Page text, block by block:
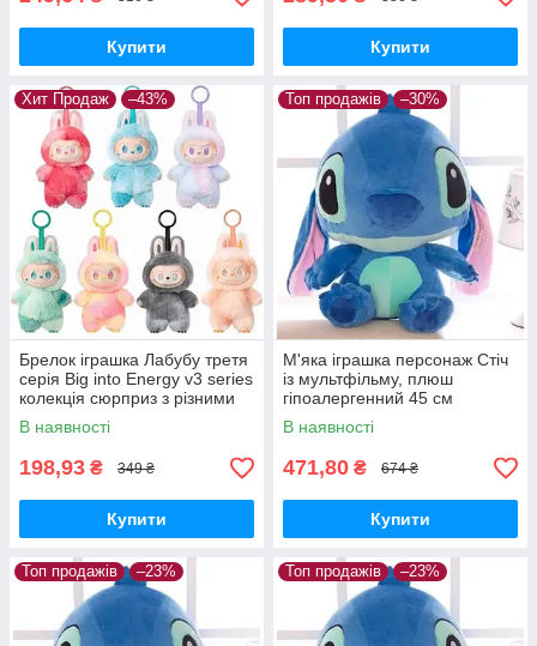
Купити Купити
Хит Продаж –43%
Брелок іграшка Лабубу третя
серія Big into Energy v3 series
колекція сюрприз з різними
кольорами
В наявності
198,93 ₴ 349 ₴
Купити
Топ продажів –30%
М'яка іграшка персонаж Стіч
із мультфільму, плюш
гіпоалергенний 45 см
В наявності
471,80 ₴ 674 ₴
Купити
Топ продажів –23% Топ продажів –23%